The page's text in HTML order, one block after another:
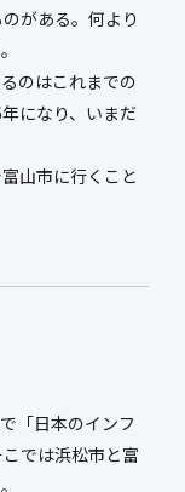
事業
業
がある。何より
のはこれまでの
になり、いまだ
山市に行くこと
「日本のインフ
では浜松市と富